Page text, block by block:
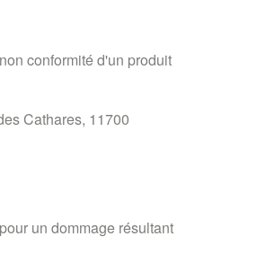
conformité d'un produit
Cathares, 11700
un dommage résultant